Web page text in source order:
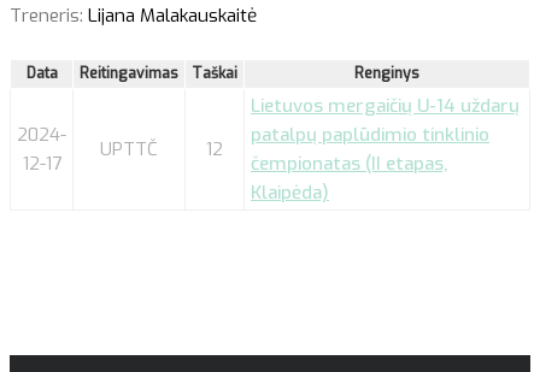
Treneris: Lijana Malakauskaitė
Data Reitingavimas Taškai Renginys
2024-
12-17
UPTTČ 12
Lietuvos mergaičių U-14 uždarų
patalpų paplūdimio tinklinio
čempionatas (II etapas,
Klaipėda)